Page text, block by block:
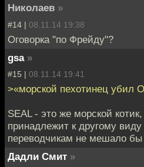
Николаев »
#14 | 08.11.14 19:38
Оговорка "по Фрейду"?
gsa »
#15 | 08.11.14 19:41
>«морской пехотинец убил
SEAL - это же морской
принадлежит к другому
переводчикам не мешало бы
Дадли Смит »